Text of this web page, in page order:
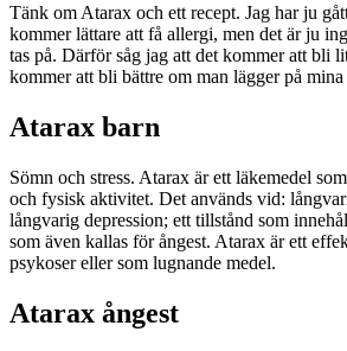
Tänk om Atarax och ett recept. Jag har ju
kommer lättare att få allergi, men det är ju
tas på. Därför såg jag att det kommer att bli
kommer att bli bättre om man lägger på mina
Atarax barn
Sömn och stress. Atarax är ett läkemedel
och fysisk aktivitet. Det används vid:
långvarig depression; ett tillstånd som
som även kallas för ångest. Atarax är ett
psykoser eller som lugnande medel.
Atarax ångest